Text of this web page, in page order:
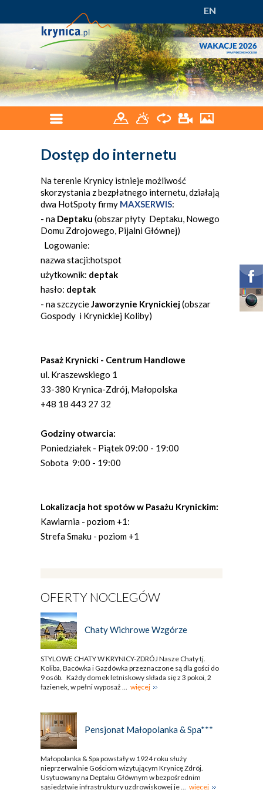
EN
OFERTY NOCLEGÓW
Chaty Wichrowe Wzgórze
STYLOWE CHATY W KRYNICY-ZDRÓJ Nasze Chaty tj.
Koliba, Bacówka i Gazdówka przeznaczone są dla gości do
9 osób. Każdy domek letniskowy składa się z 3 pokoi, 2
łazienek, w pełni wyposaż ... więcej
Pensjonat Małopolanka & Spa***
Małopolanka & Spa powstały w 1924 roku służy
nieprzerwalnie Gościom wizytującym Krynicę Zdrój.
Usytuowany na Deptaku Głównym w bezpośrednim
sąsiedztwie infrastruktury uzdrowiskowej je ... więcej
Dostęp do internetu
Na terenie Krynicy istnieje możliwość
skorzystania z bezpłatnego internetu, działają
dwa HotSpoty firmy MAXSERWIS:
- na Deptaku (obszar płyty Deptaku, Nowego
Domu Zdrojowego, Pijalni Głównej)
Logowanie:
nazwa stacji:hotspot
użytkownik: deptak
hasło: deptak
- na szczycieJaworzynie Krynickiej(obszar
Gospody i Krynickiej Koliby)
Pasaż Krynicki - Centrum Handlowe
ul. Kraszewskiego 1
33-380 Krynica-Zdrój, Małopolska
+48 18 443 27 32
Godziny otwarcia:
Poniedziałek - Piątek 09:00 - 19:00
Sobota 9:00 - 19:00
Lokalizacja hot spotów w Pasażu Krynickim:
Kawiarnia - poziom +1:
Strefa Smaku - poziom +1